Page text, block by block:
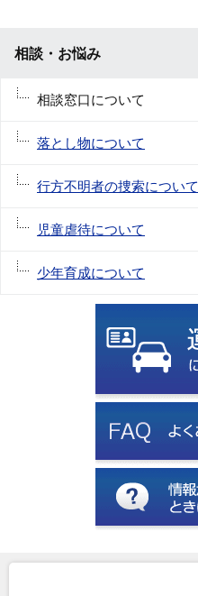
相談・お悩み
相談窓口について
落とし物について
行方不明者の捜索について
児童虐待について
少年育成について